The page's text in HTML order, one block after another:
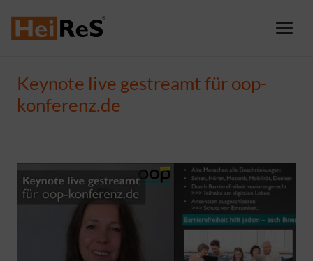
Keynote live gestreamt für oop-
konferenz.de